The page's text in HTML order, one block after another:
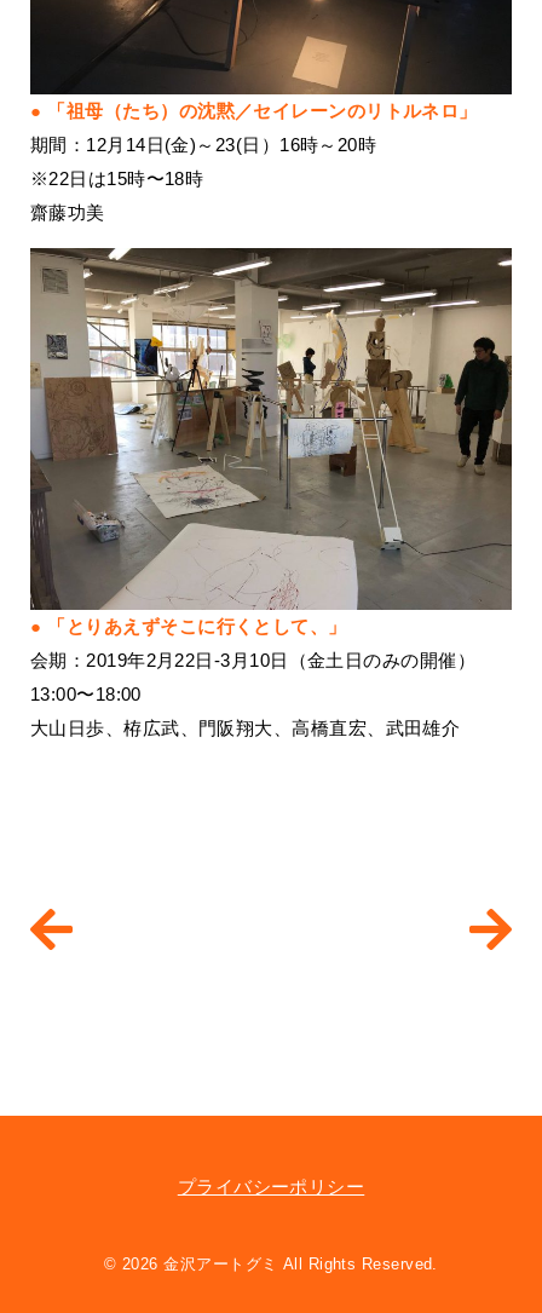
「祖母（たち）の沈黙／セイレーンのリトルネロ」
期間：12月14日(金)～23(日）16時～20時
※22日は15時〜18時
齋藤功美
「とりあえずそこに行くとして、」
会期：2019年2月22日-3月10日（金土日のみの開催）
13:00〜18:00
大山日歩、栫広武、門阪翔大、高橋直宏、武田雄介
プライバシーポリシー
© 2026 金沢アートグミ All Rights Reserved.